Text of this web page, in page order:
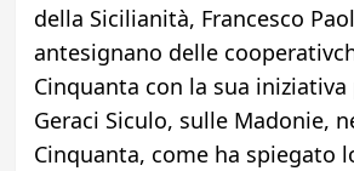
della Sicilianità, Francesco
antesignano delle
Cinquanta con la sua iniziativa
Geraci Siculo, sulle Madonie,
Cinquanta, come ha spiegato